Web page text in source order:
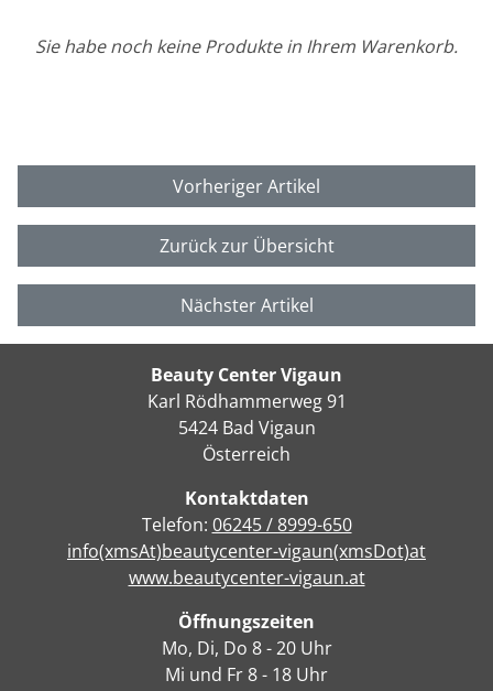
Sie habe noch keine Produkte in Ihrem Warenkorb.
Vorheriger Artikel
Zurück zur Übersicht
Nächster Artikel
Beauty Center Vigaun
Karl Rödhammerweg 91
5424 Bad Vigaun
Österreich
Kontaktdaten
Telefon: 06245 / 8999-650
info(xmsAt)beautycenter-vigaun(xmsDot)at
www.beautycenter-vigaun.at
Öffnungszeiten
Mo, Di, Do 8 - 20 Uhr
Mi und Fr 8 - 18 Uhr